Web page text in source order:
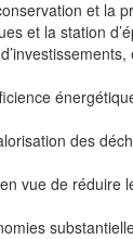
et la
et la station
des
vue de réduire